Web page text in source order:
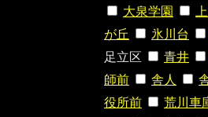
大泉学園
が丘
氷川台
足立区
青井
師前
舎人
役所前
荒川車